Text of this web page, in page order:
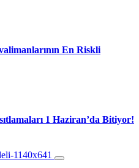
En Riskli
1 Haziran’da Bitiyor!